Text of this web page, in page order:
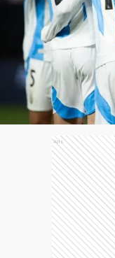
Ads